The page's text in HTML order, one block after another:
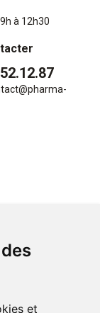
et
à 12h30
@pharma-
paiement